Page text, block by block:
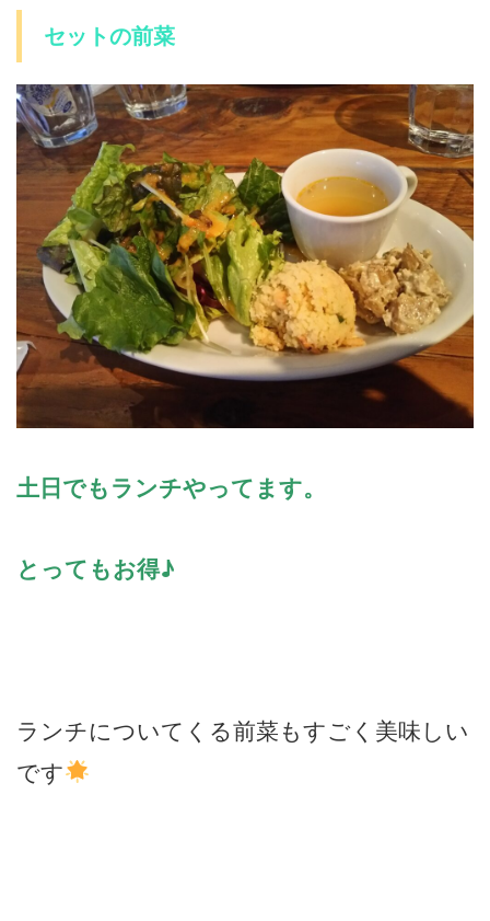
セットの前菜
土日でもランチやってます。
とってもお得♪
ランチについてくる前菜もすごく美味しい
です